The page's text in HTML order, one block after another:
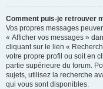
Comment puis-je retrouver
Vos propres messages
« Afficher vos messages »
cliquant sur le lien «
votre propre profil ou soit en
partie supérieure du forum.
sujets, utilisez la recherche
qui vous sont disponibles.